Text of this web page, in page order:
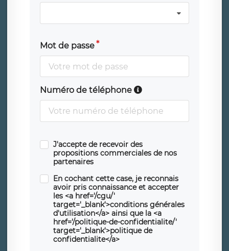
Mot de passe
Numéro de téléphone
J'accepte de recevoir des
propositions commerciales de nos
partenaires
En cochant cette case, je reconnais
avoir pris connaissance et accepter
les <a href='/cgu/'
target='_blank'>conditions générales
d'utilisation</a> ainsi que la <a
href='/politique-de-confidentialite/'
target='_blank'>politique de
confidentialite</a>